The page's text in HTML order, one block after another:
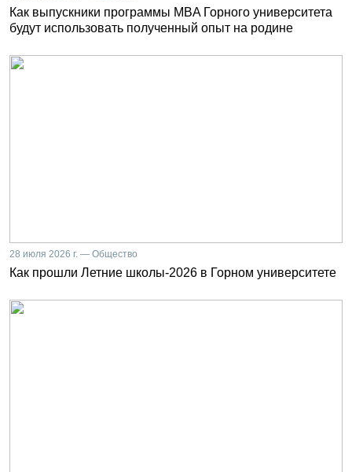
Как выпускники программы MBA Горного университета
будут использовать полученный опыт на родине
28 июля 2026 г. — Общество
Как прошли Летние школы-2026 в Горном университете